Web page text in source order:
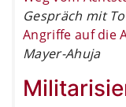
Gespräch mit
Angriffe auf die
Mayer-Ahuja